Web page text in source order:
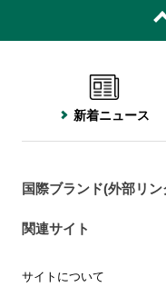
新着ニュース
国際ブランド(外部リン
関連サイト
サイトについて